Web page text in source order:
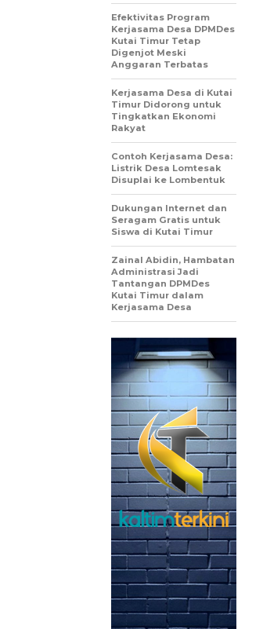
Efektivitas Program
Kerjasama Desa DPMDes
Kutai Timur Tetap
Digenjot Meski
Anggaran Terbatas
Kerjasama Desa di Kutai
Timur Didorong untuk
Tingkatkan Ekonomi
Rakyat
Contoh Kerjasama Desa:
Listrik Desa Lomtesak
Disuplai ke Lombentuk
Dukungan Internet dan
Seragam Gratis untuk
Siswa di Kutai Timur
Zainal Abidin, Hambatan
Administrasi Jadi
Tantangan DPMDes
Kutai Timur dalam
Kerjasama Desa